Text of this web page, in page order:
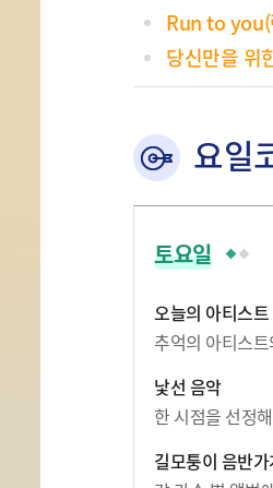
Run to
당신만을 위
요일
토요일
오늘의 아티스트
추억의 아티스
낯선 음악
한 시점을 선정
길모퉁이 음반가